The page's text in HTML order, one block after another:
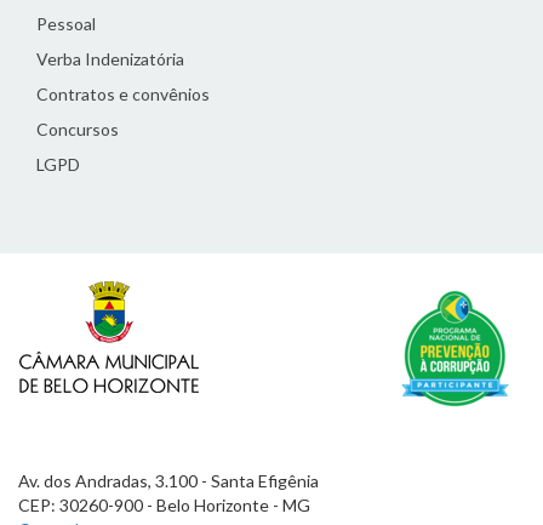
Pessoal
Verba Indenizatória
Contratos e convênios
Concursos
LGPD
Av. dos Andradas, 3.100 - Santa Efigênia
CEP: 30260-900 - Belo Horizonte - MG